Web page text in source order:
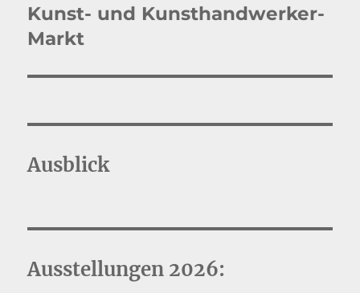
Nächster
Beitrag:
Kunst- und Kunsthandwerker-
Markt
Ausblick
Ausstellungen 2026: